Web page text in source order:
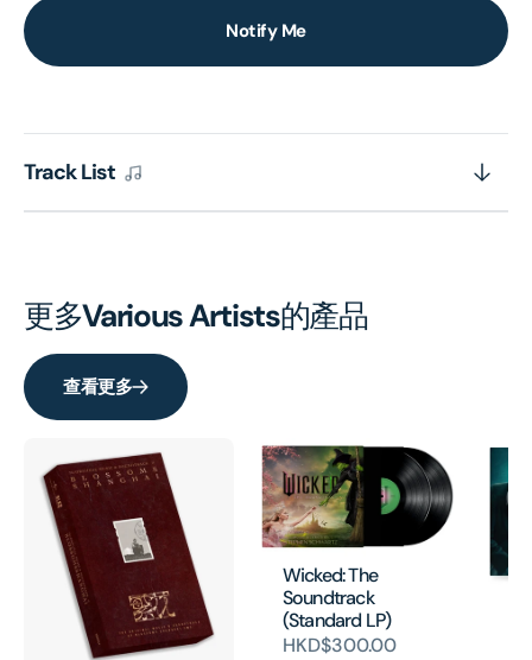
Notify Me
Track List
更多Various Artists的產品
查看更多
Wicked: The
Soundtrack
(Standard LP)
HKD$300.00